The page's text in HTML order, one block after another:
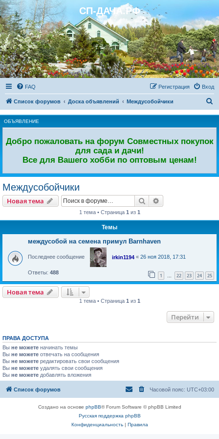
Регистрация СП-ДАЧА.РФ
FAQ Вход
Регистрация
Список форумов Доска объявлений Междусобойчики
ОБЪЯВЛЕНИЕ
Добро пожаловать на форум Совместных покупок
для сада и дачи!
Все для Вашего хобби по оптовым ценам!
Междусобойчики
Новая тема
Новаятема Поиск
1 тема • Страница 1 из 1
Темы
междусобой на семена примул Barnhaven
Последнее сообщение irkin1194 « 26 ноя 2018, 17:31
Ответы: 488 1 … 22 23 24 25
Новая тема
Новаятема
1 тема • Страница 1 из 1
Перейти
ПРАВА ДОСТУПА
Вы не можете начинать темы
Вы не можете отвечать на сообщения
Вы не можете редактировать свои сообщения
Вы не можете удалять свои сообщения
Вы не можете добавлять вложения
Список форумов Часовой пояс: UTC+03:00
Создано на основе phpBB® Forum Software © phpBB Limited
Русская поддержка phpBB
Конфиденциальность| Правила